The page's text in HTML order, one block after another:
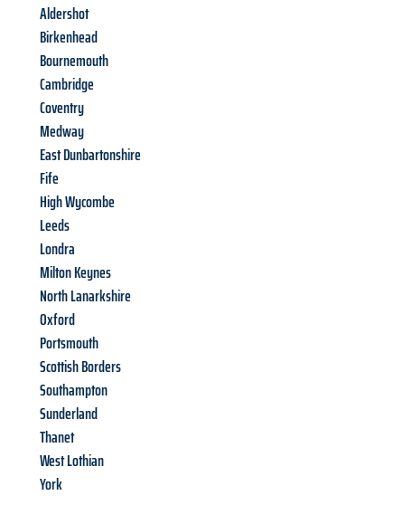
Aldershot
Birkenhead
Bournemouth
Cambridge
Coventry
Medway
East Dunbartonshire
Fife
High Wycombe
Leeds
Londra
Milton Keynes
North Lanarkshire
Oxford
Portsmouth
Scottish Borders
Southampton
Sunderland
Thanet
West Lothian
York